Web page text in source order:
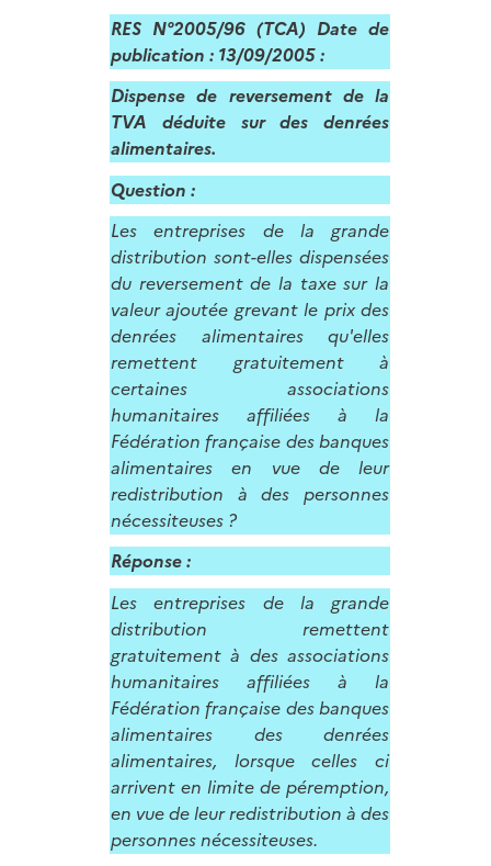
RES N°2005/96 (TCA) Date de
publication : 13/09/2005 :
Dispense de reversement de la
TVA déduite sur des denrées
alimentaires.
Question :
Les entreprises de la grande
distribution sont-elles dispensées
du reversement de la taxe sur la
valeur ajoutée grevant le prix des
denrées alimentaires qu'elles
remettent gratuitement à
certaines associations
humanitaires affiliées à la
Fédération française des banques
alimentaires en vue de leur
redistribution à des personnes
nécessiteuses ?
Réponse :
Les entreprises de la grande
distribution remettent
gratuitement à des associations
humanitaires affiliées à la
Fédération française des banques
alimentaires des denrées
alimentaires, lorsque celles ci
arrivent en limite de péremption,
en vue de leur redistribution à des
personnes nécessiteuses.